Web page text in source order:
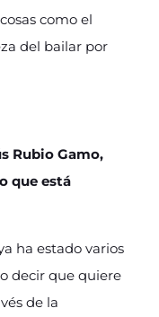
como el
del bailar por
Rubio Gamo,
que está
ha estado varios
decir que quiere
de la